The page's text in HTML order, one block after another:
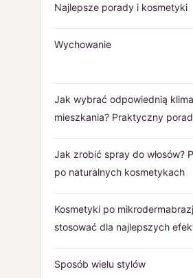
Najlepsze porady i kosmetyki
Wychowanie
Jak wybrać odpowiednią
mieszkania? Praktyczny
Jak zrobić spray do włosów?
po naturalnych kosmetykach
Kosmetyki po
stosować dla najlepszych
Sposób wielu stylów